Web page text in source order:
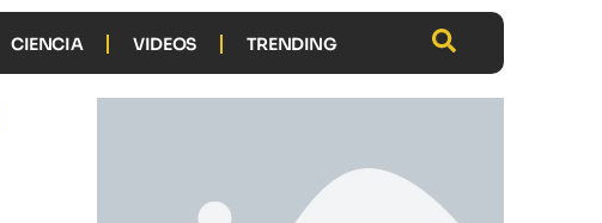
CIENCIA VIDEOS TRENDING